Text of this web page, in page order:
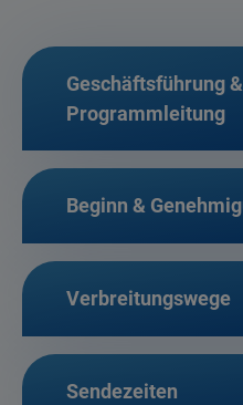
Geschäftsführung &
Programmleitung
Beginn &
Verbreitungswege
Sendezeiten